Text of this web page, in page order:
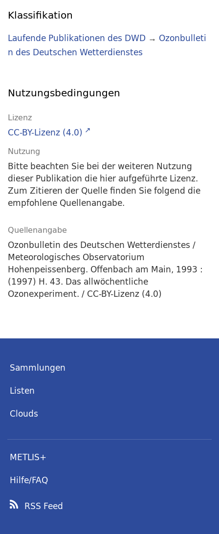
Klassifikation
Laufende Publikationen des DWD → Ozonbulleti
n des Deutschen Wetterdienstes
Nutzungsbedingungen
Lizenz
CC-BY-Lizenz (4.0)
Nutzung
Bitte beachten Sie bei der weiteren Nutzung
dieser Publikation die hier aufgeführte Lizenz.
Zum Zitieren der Quelle finden Sie folgend die
empfohlene Quellenangabe.
Quellenangabe
Ozonbulletin des Deutschen Wetterdienstes /
Meteorologisches Observatorium
Hohenpeissenberg. Offenbach am Main, 1993 :
(1997) H. 43. Das allwöchentliche
Ozonexperiment. / CC-BY-Lizenz (4.0)
Sammlungen
Listen
Clouds
METLIS+
Hilfe/FAQ
RSS Feed